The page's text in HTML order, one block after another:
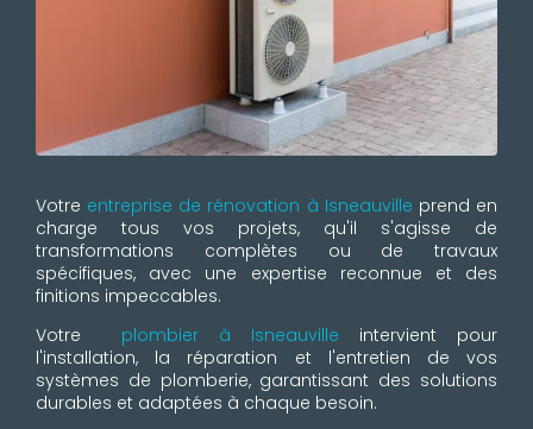
Votre entreprise de rénovation à Isneauville prend en
charge tous vos projets, qu'il s'agisse de
transformations complètes ou de travaux
spécifiques, avec une expertise reconnue et des
finitions impeccables.
Votre plombier à Isneauville intervient pour
l'installation, la réparation et l'entretien de vos
systèmes de plomberie, garantissant des solutions
durables et adaptées à chaque besoin.